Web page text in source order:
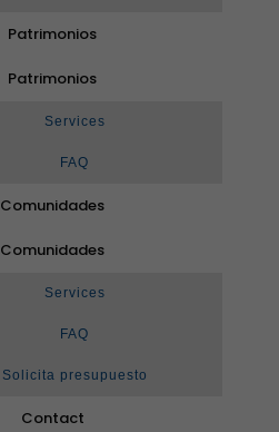
Patrimonios
Patrimonios
Services
FAQ
Comunidades
Comunidades
Services
FAQ
Solicita presupuesto
Contact